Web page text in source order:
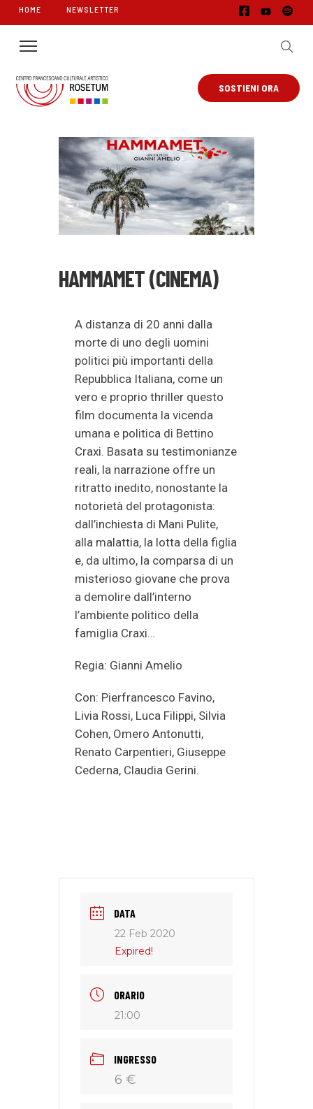
HOME NEWSLETTER
SOSTIENI ORA
HAMMAMET (CINEMA)
A distanza di 20 anni dalla
morte di uno degli uomini
politici più importanti della
Repubblica Italiana, come un
vero e proprio thriller questo
film documenta la vicenda
umana e politica di Bettino
Craxi. Basata su testimonianze
reali, la narrazione offre un
ritratto inedito, nonostante la
notorietà del protagonista:
dall’inchiesta di Mani Pulite,
alla malattia, la lotta della figlia
e, da ultimo, la comparsa di un
misterioso giovane che prova
a demolire dall’interno
l’ambiente politico della
famiglia Craxi…
Regia: Gianni Amelio
Con: Pierfrancesco Favino,
Livia Rossi, Luca Filippi, Silvia
Cohen, Omero Antonutti,
Renato Carpentieri, Giuseppe
Cederna, Claudia Gerini.
DATA
22 Feb 2020
Expired!
ORARIO
21:00
INGRESSO
6 €